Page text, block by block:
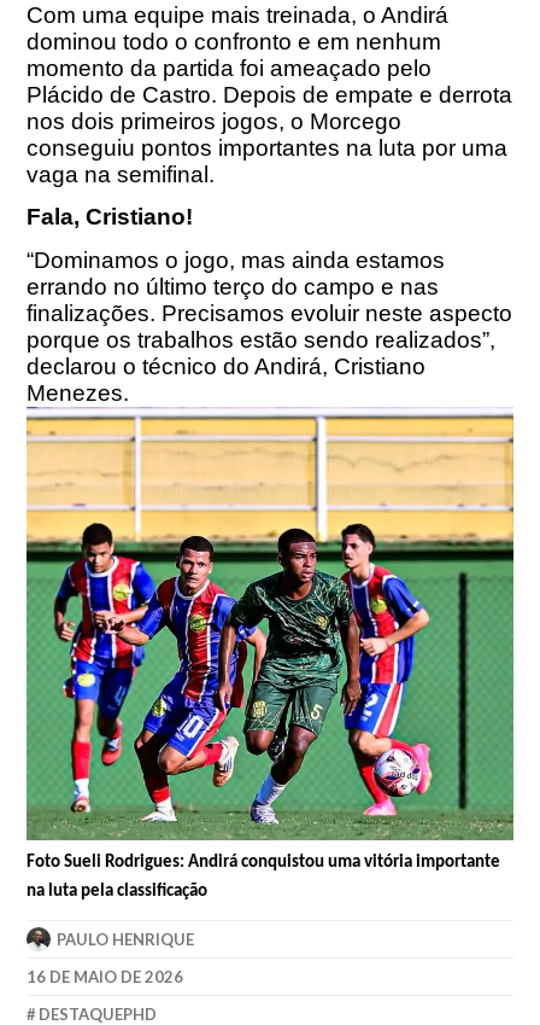
Com uma equipe mais treinada, o Andirá
dominou todo o confronto e em nenhum
momento da partida foi ameaçado pelo
Plácido de Castro. Depois de empate e derrota
nos dois primeiros jogos, o Morcego
conseguiu pontos importantes na luta por uma
vaga na semifinal.
Fala, Cristiano!
“Dominamos o jogo, mas ainda estamos
errando no último terço do campo e nas
finalizações. Precisamos evoluir neste aspecto
porque os trabalhos estão sendo realizados”,
declarou o técnico do Andirá, Cristiano
Menezes.
Foto Sueli Rodrigues: Andirá conquistou uma vitória importante
na luta pela classificação
PAULO HENRIQUE
16 DE MAIO DE 2026
DESTAQUEPHD